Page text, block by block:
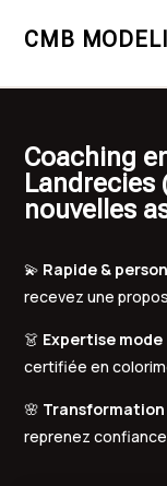
CMB
Coaching
nouvelles
💫 Rapide &
recevez une
👗 Expertise mode
certifiée en
🌸 Transformation
reprenez